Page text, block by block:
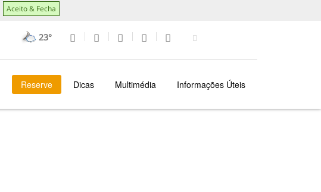
Aceito & Fecha
23°
Reserve Dicas Multimédia Informações Úteis